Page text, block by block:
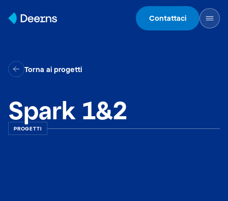
Contattaci
Torna ai progetti
Spark 1&2
PROGETTI